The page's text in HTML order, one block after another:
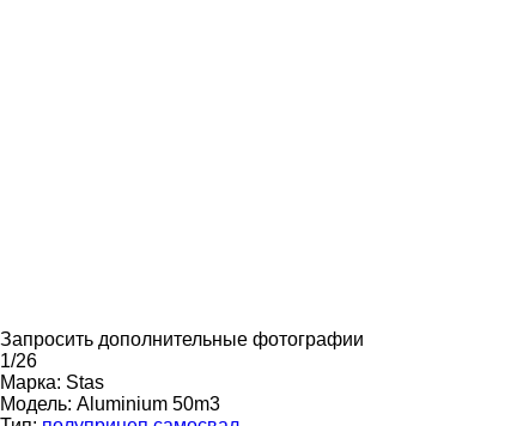
Запросить дополнительные фотографии
1/26
Марка: Stas
Модель: Aluminium 50m3